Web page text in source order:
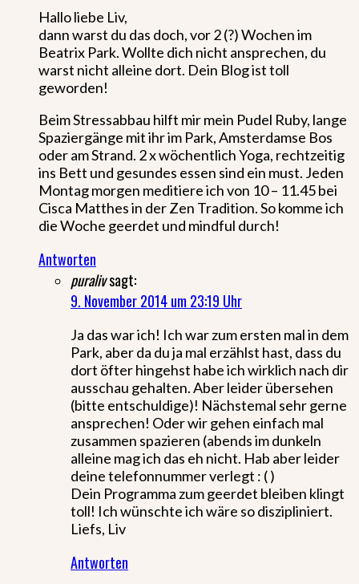
Hallo liebe Liv,
dann warst du das doch, vor 2 (?) Wochen im
Beatrix Park. Wollte dich nicht ansprechen, du
warst nicht alleine dort. Dein Blog ist toll
geworden!
Beim Stressabbau hilft mir mein Pudel Ruby, lange
Spaziergänge mit ihr im Park, Amsterdamse Bos
oder am Strand. 2 x wöchentlich Yoga, rechtzeitig
ins Bett und gesundes essen sind ein must. Jeden
Montag morgen meditiere ich von 10 – 11.45 bei
Cisca Matthes in der Zen Tradition. So komme ich
die Woche geerdet und mindful durch!
Antworten
puralivsagt:
9. November 2014 um 23:19 Uhr
Ja das war ich! Ich war zum ersten mal in dem
Park, aber da du ja mal erzählst hast, dass du
dort öfter hingehst habe ich wirklich nach dir
ausschau gehalten. Aber leider übersehen
(bitte entschuldige)! Nächstemal sehr gerne
ansprechen! Oder wir gehen einfach mal
zusammen spazieren (abends im dunkeln
alleine mag ich das eh nicht. Hab aber leider
deine telefonnummer verlegt : ( )
Dein Programma zum geerdet bleiben klingt
toll! Ich wünschte ich wäre so diszipliniert.
Liefs, Liv
Antworten